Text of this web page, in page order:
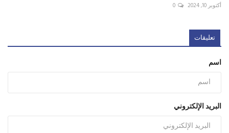
أكتوبر 10, 2024 0
تعليقات
اسم
البريد الإلكتروني